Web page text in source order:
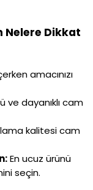
Nelere Dikkat
amacınızı
ve dayanıklı cam
kalitesi cam
En ucuz ürünü
seçin.